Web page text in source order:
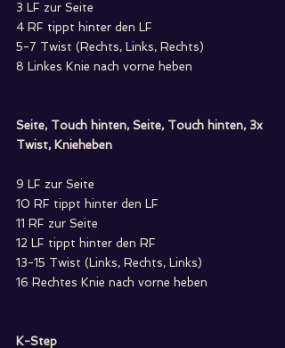
3 LF zur Seite
4 RF tippt hinter den LF
5-7 Twist (Rechts, Links, Rechts)
8 Linkes Knie nach vorne heben
Seite, Touch hinten, Seite, Touch hinten, 3x
Twist, Knieheben
9 LF zur Seite
10 RF tippt hinter den LF
11 RF zur Seite
12 LF tippt hinter den RF
13-15 Twist (Links, Rechts, Links)
16 Rechtes Knie nach vorne heben
K-Step